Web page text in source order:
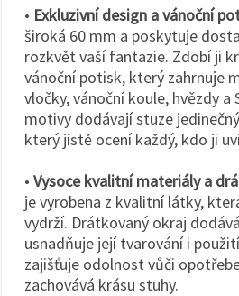
• Exkluzivní design a vánoční
široká 60 mm a poskytuje
rozkvět vaší fantazie. Zdobí ji
vánoční potisk, který zahrnuje
vločky, vánoční koule, hvězdy a
motivy dodávají stuze
který jistě ocení každý, kdo ji
• Vysoce kvalitní materiály a
je vyrobena z kvalitní látky,
vydrží. Drátkovaný okraj
usnadňuje její tvarování i
zajišťuje odolnost vůči
zachovává krásu stuhy.